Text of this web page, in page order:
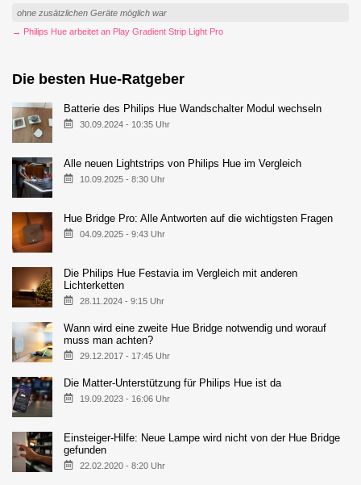
ohne zusätzlichen Geräte möglich war
→ Philips Hue arbeitet an Play Gradient Strip Light Pro
Die besten Hue-Ratgeber
Batterie des Philips Hue Wandschalter Modul wechseln
30.09.2024 - 10:35 Uhr
Alle neuen Lightstrips von Philips Hue im Vergleich
10.09.2025 - 8:30 Uhr
Hue Bridge Pro: Alle Antworten auf die wichtigsten Fragen
04.09.2025 - 9:43 Uhr
Die Philips Hue Festavia im Vergleich mit anderen
Lichterketten
28.11.2024 - 9:15 Uhr
Wann wird eine zweite Hue Bridge notwendig und worauf
muss man achten?
29.12.2017 - 17:45 Uhr
Die Matter-Unterstützung für Philips Hue ist da
19.09.2023 - 16:06 Uhr
Einsteiger-Hilfe: Neue Lampe wird nicht von der Hue Bridge
gefunden
22.02.2020 - 8:20 Uhr